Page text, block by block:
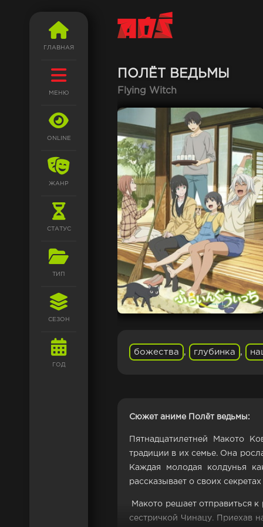
ГЛАВНАЯ
МЕНЮ
ONLINE
ЖАНР
СТАТУС
ТИП
СЕЗОН
ГОД
ПОЛЁТ ВЕДЬМЫ
Flying Witch
божества , глубинка ,
Сюжет аниме Полёт ведьмы:
Пятнадцатилетней Макото
традиции в их семье. Она
Каждая молодая колдунья
рассказывает о своих
Макото решает отправиться
сестричкой Чинацу. Приехав